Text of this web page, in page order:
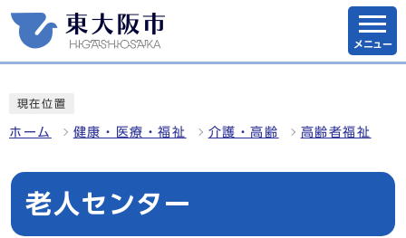
メニュー
現在位置
ホーム 健康・医療・福祉 介護・高齢 高齢者福祉
老人センター